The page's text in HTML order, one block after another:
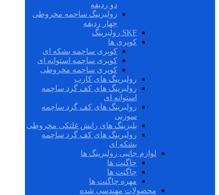
دو ردیفه
رولبرینگ ساچمه مخروطی
چهار ردیفه
SKF رولبرینگ
کوپری ها
کوپری ساچمه بشکه ای
کوپری ساچمه استوانه ای
کوپری ساچمه مخروطی
رولبرینگ های کارب
رولبرینگ های کف گرد ساچمه
استوانه ای
رولبرینگ های کف گرد ساچمه
سوزنی
بلبرینگ های رانش غلتکی مخروطی
رولبرینگ های کف گرد ساچمه
بشکه ای
لوازم جانبی رولبرینگ ها
چاگنت ها
چاگنت ها
مهره چاگنت ها
محصولات مهندسی شده